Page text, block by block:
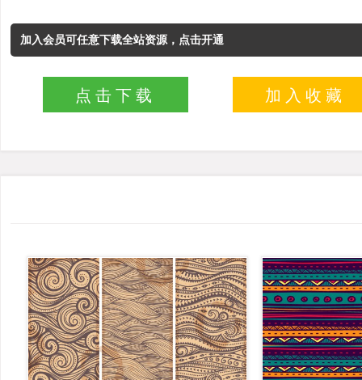
加入会员可任意下载全站资源，点击开通
点击下载 加入收藏